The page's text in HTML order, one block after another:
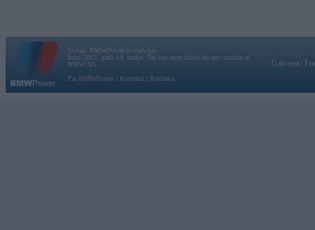
Vortāls BMWPower.lv darbojas
kopš 2002. gada 14. maija. Tas nav auto klubs un nav saistīts ar
BMW AG.
Par BMWPower
Kontakti Reklāma
Galvena